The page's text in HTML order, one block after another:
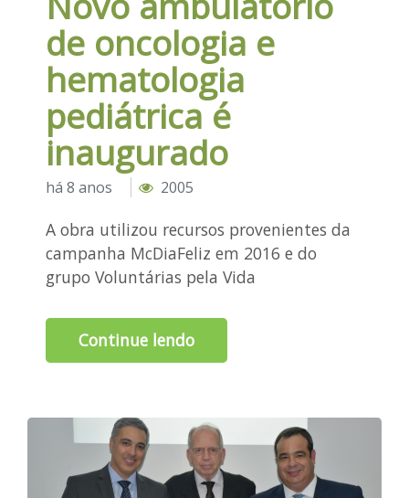
de oncologia e
hematologia
pediátrica é
inaugurado
há 8 anos 2005
A obra utilizou recursos provenientes da
campanha McDiaFeliz em 2016 e do
grupo Voluntárias pela Vida
Continue lendo